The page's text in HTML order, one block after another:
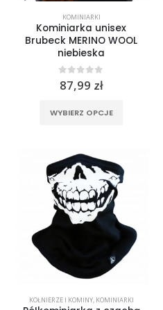
KOMINIARKI
Kominiarka unisex
Brubeck MERINO WOOL
niebieska
0out of 5
87,99 zł
WYBIERZ OPCJE
wariantów.
Opcje
na
stronie
produktu
KOŁNIERZE I KOMINY, KOMINIARKI